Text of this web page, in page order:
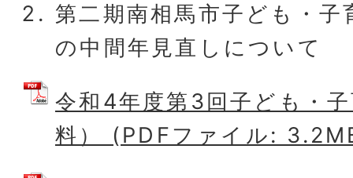
第二期南相馬市子ども・子
の中間年見直しについて
令和4年度第3回子ども・
料） (PDFファイル: